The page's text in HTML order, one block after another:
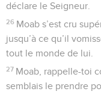
déclare le Seigneur.
26 Moab s’est cru
jusqu’à ce qu’il
tout le monde de lui.
27 Moab, rappelle-toi
semblais le prendre